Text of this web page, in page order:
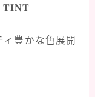
豊かな色展開